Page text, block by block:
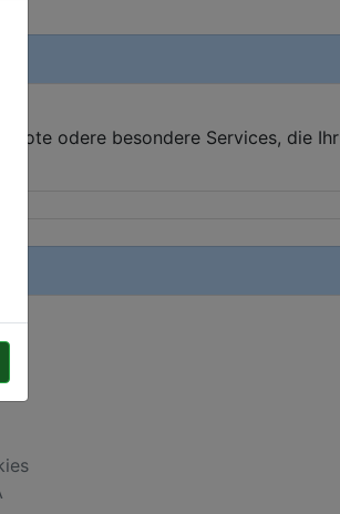
odere besondere Services, die Ihr